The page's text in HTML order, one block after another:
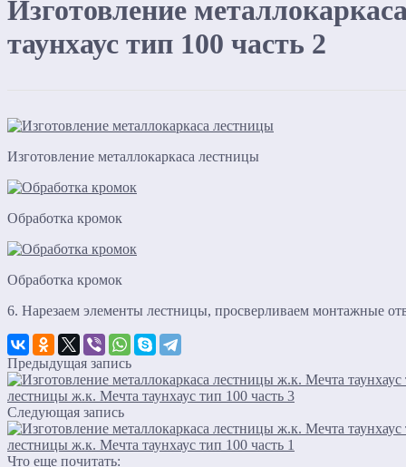
Изготовление
таунхаус тип 100 часть 2
Изготовление металлокаркаса лестницы
Обработка кромок
Обработка кромок
6. Нарезаем элементы лестницы, просверливаем монтажные
Предыдущая запись
лестницы ж.к. Мечта таунхаус тип 100 часть 3
Следующая запись
лестницы ж.к. Мечта таунхаус тип 100 часть 1
Что еще почитать: